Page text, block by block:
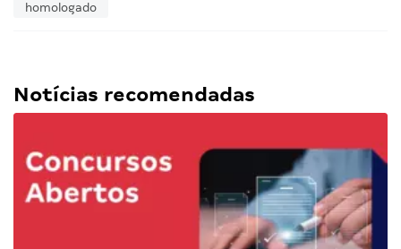
homologado
Notícias recomendadas